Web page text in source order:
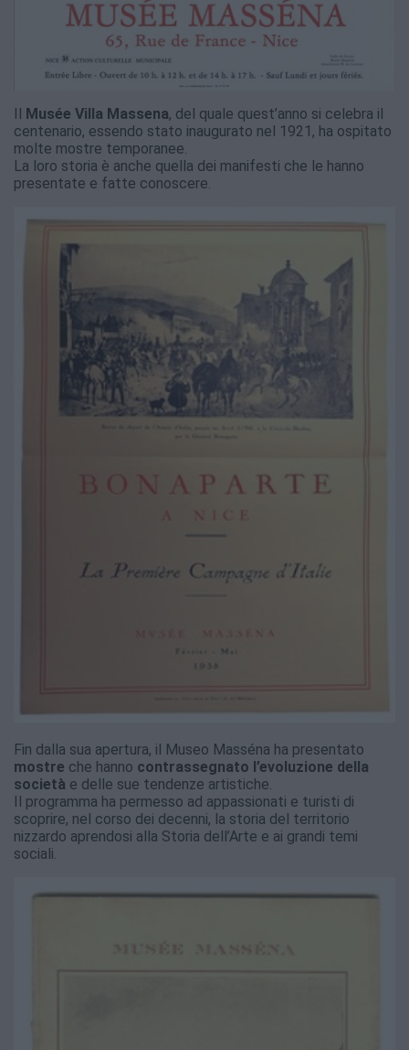
Musée Villa Massena, del quale quest’anno si celebra il
centenario, essendo stato inaugurato nel 1921, ha ospitato
molte mostre temporanee.
La loro storia è anche quella dei manifesti che le hanno
presentate e fatte conoscere.
Fin dalla sua apertura, il Museo Masséna ha presentato
mostre che hanno contrassegnato l’evoluzione della
società e delle sue tendenze artistiche.
Il programma ha permesso ad appassionati e turisti di
scoprire, nel corso dei decenni, la storia del territorio
nizzardo aprendosi alla Storia dell’Arte e ai grandi temi
sociali.